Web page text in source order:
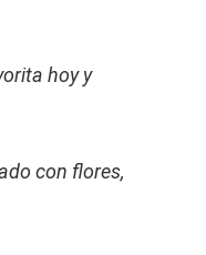
hoy y
con flores,